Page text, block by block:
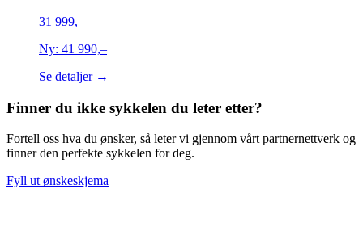
31 999,–
Ny: 41 990,–
Se detaljer →
Finner du ikke sykkelen du leter etter?
Fortell oss hva du ønsker, så leter vi gjennom vårt partnernettverk og
finner den perfekte sykkelen for deg.
Fyll ut ønskeskjema